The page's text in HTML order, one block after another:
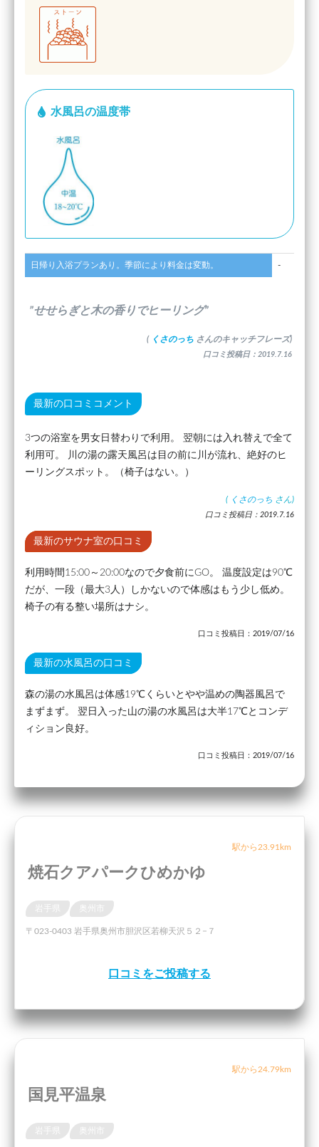
水風呂の温度帯
日帰り入浴プランあり。季節により料金は変動。 -
”せせらぎと木の香りでヒーリング”
( くさのっち さんのキャッチフレーズ)
口コミ投稿日：2019.7.16
最新の口コミコメント
3つの浴室を男女日替わりで利用。 翌朝には入れ替えで全て
利用可。 川の湯の露天風呂は目の前に川が流れ、絶好のヒ
ーリングスポット。（椅子はない。）
( くさのっち さん)
口コミ投稿日：2019.7.16
最新のサウナ室の口コミ
利用時間15:00～20:00なので夕食前にGO。 温度設定は90℃
だが、一段（最大3人）しかないので体感はもう少し低め。
椅子の有る整い場所はナシ。
口コミ投稿日：2019/07/16
最新の水風呂の口コミ
森の湯の水風呂は体感19℃くらいとやや温めの陶器風呂で
まずまず。 翌日入った山の湯の水風呂は大半17℃とコンデ
ィション良好。
口コミ投稿日：2019/07/16
駅から23.91km
焼石クアパークひめかゆ
〒023-0403 岩手県奥州市胆沢区若柳天沢５２−７
口コミをご投稿する
駅から24.79km
国見平温泉